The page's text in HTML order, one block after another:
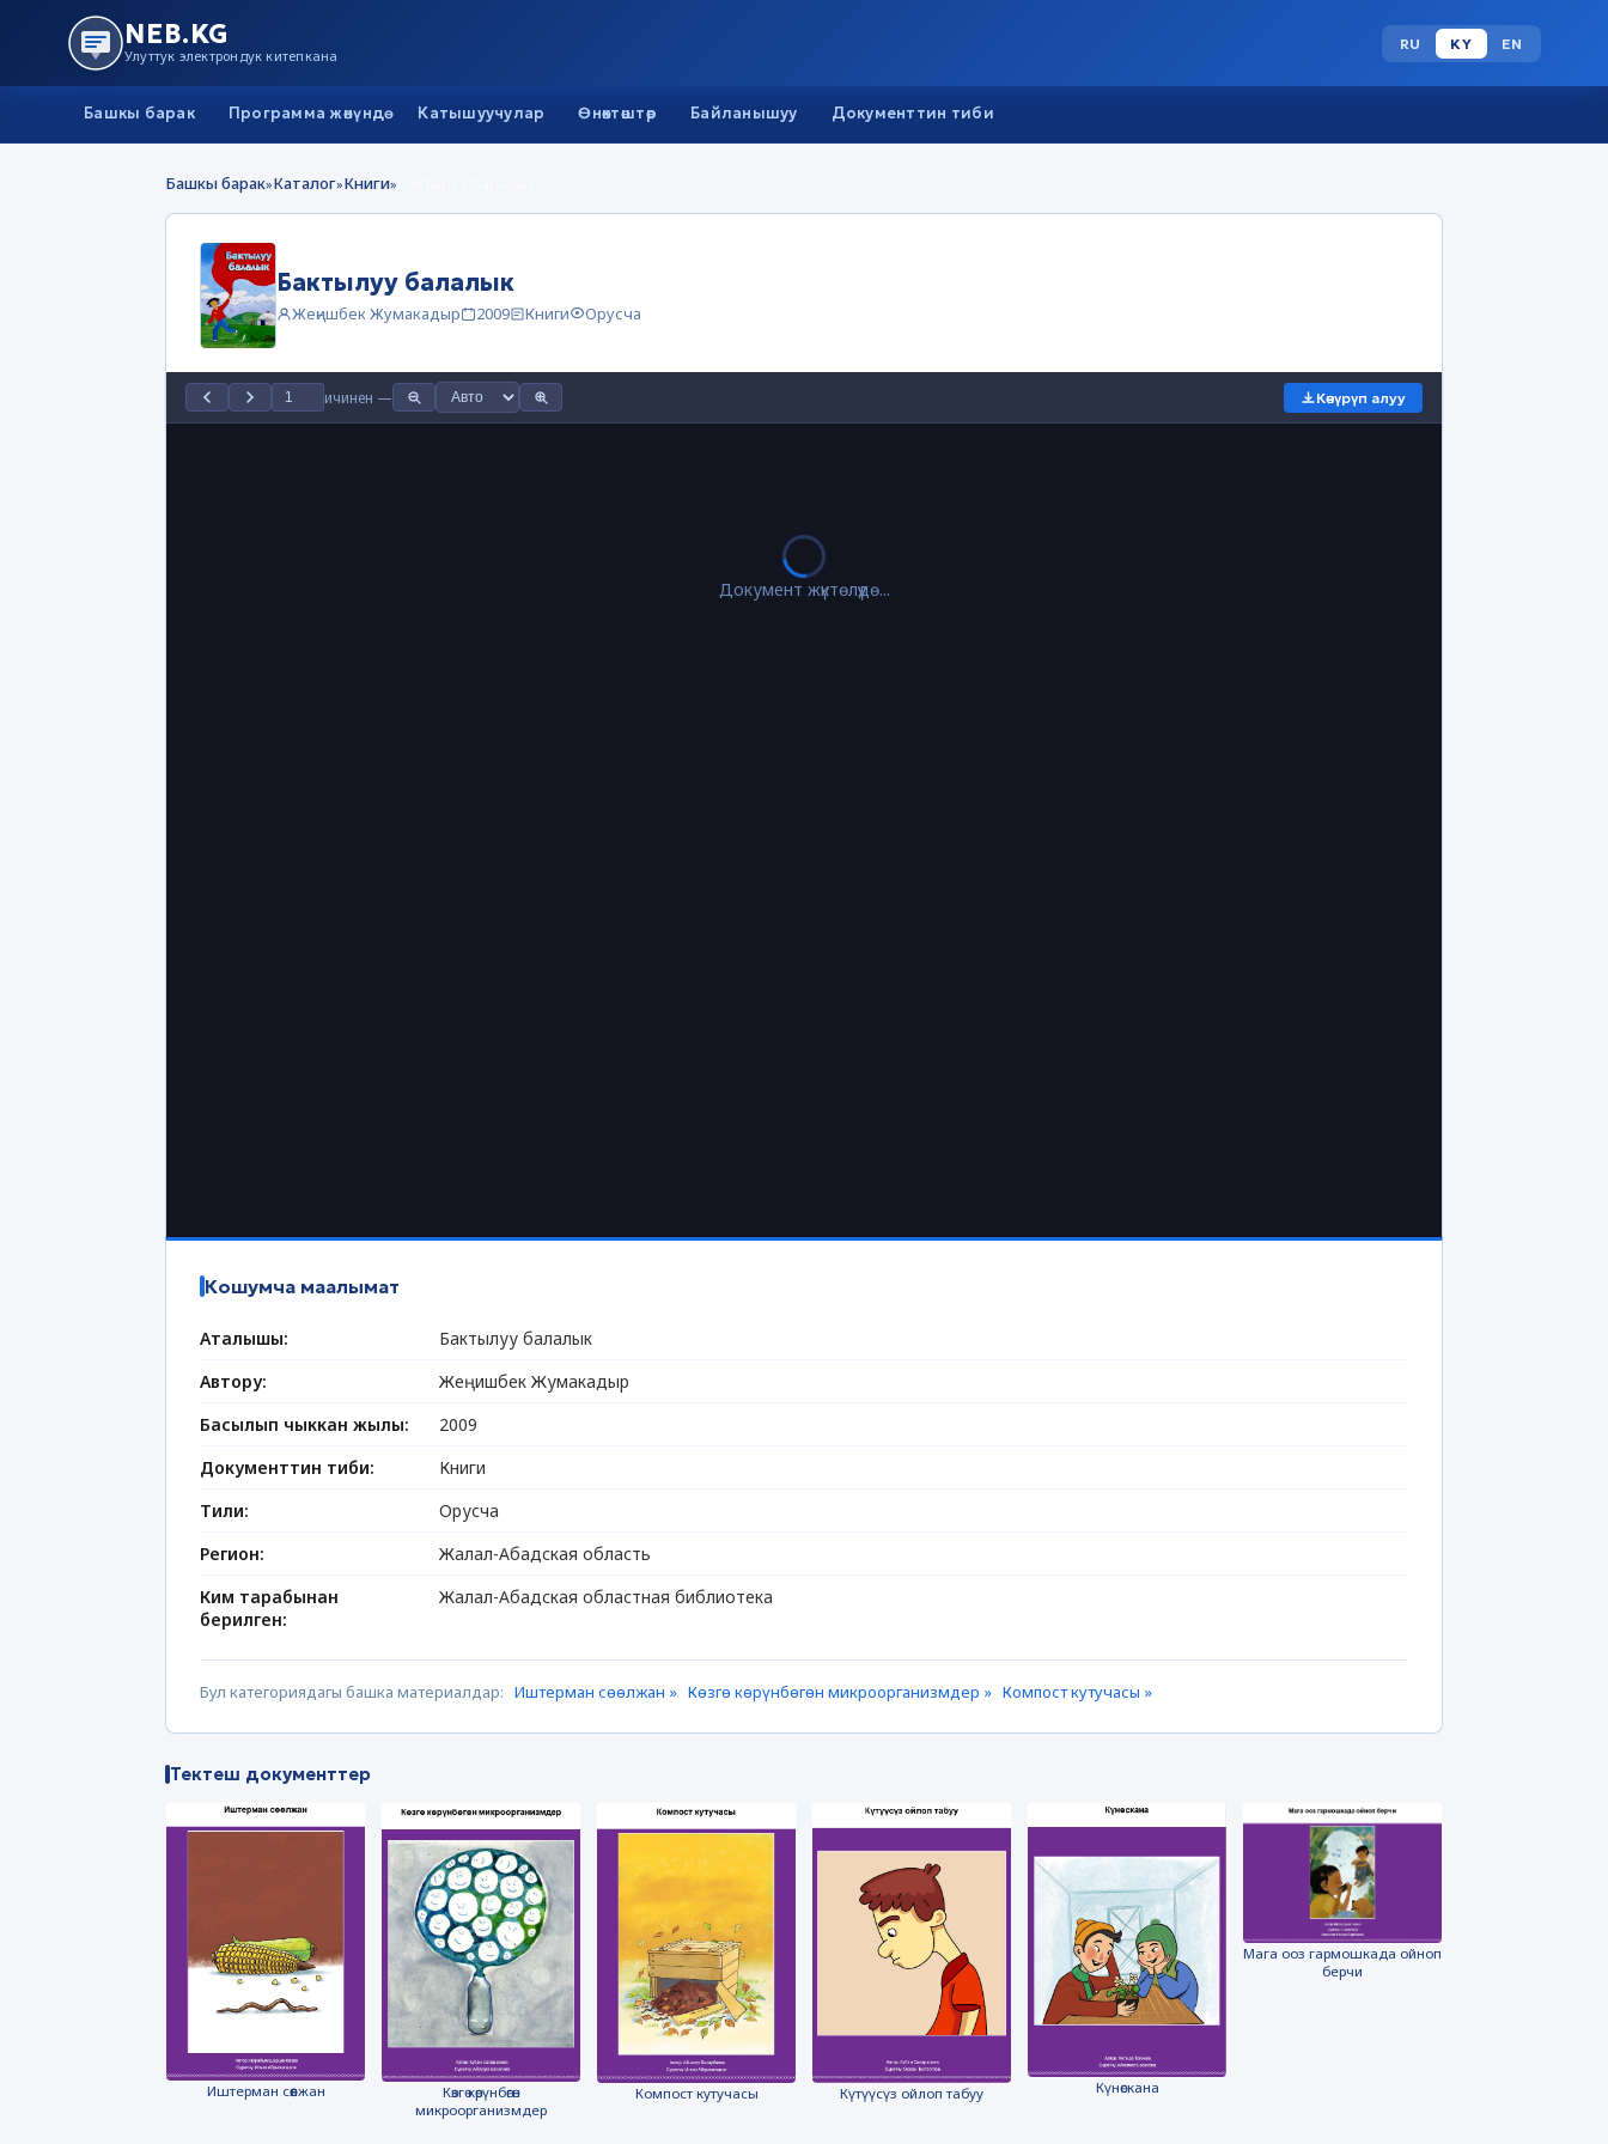
NEB.KG
Улуттук электрондук китепкана
RU KY EN
Башкы барак Программа жөнүндө Катышуучулар Өнөктөштөр Байланышуу Документтин тиби
Башкы барак»Каталог»Книги»
Бактылуу балалык
Жеңишбек Жумакадыр 2009 Книги Орусча
ичинен — Көчүрүп алуу
Документ жүктөлүүдө...
Кошумча маалымат
Аталышы:
Бактылуу балалык
Автору:
Жеңишбек Жумакадыр
Басылып чыккан жылы:
2009
Документтин тиби:
Книги
Тили:
Орусча
Регион:
Жалал-Абадская область
Ким тарабынан
берилген:
Жалал-Абадская областная библиотека
Бул категориядагы башка материалдар: Иштерман сөөлжан » Көзгө көрүнбөгөн микроорганизмдер » Компост кутучасы »
Тектеш документтер
Иштерман сөөлжан
Көзгө көрүнбөгөн
микроорганизмдер
Компост кутучасы Күтүүсүз ойлоп табуу Күнөскана
Мага ооз гармошкада ойноп
берчи